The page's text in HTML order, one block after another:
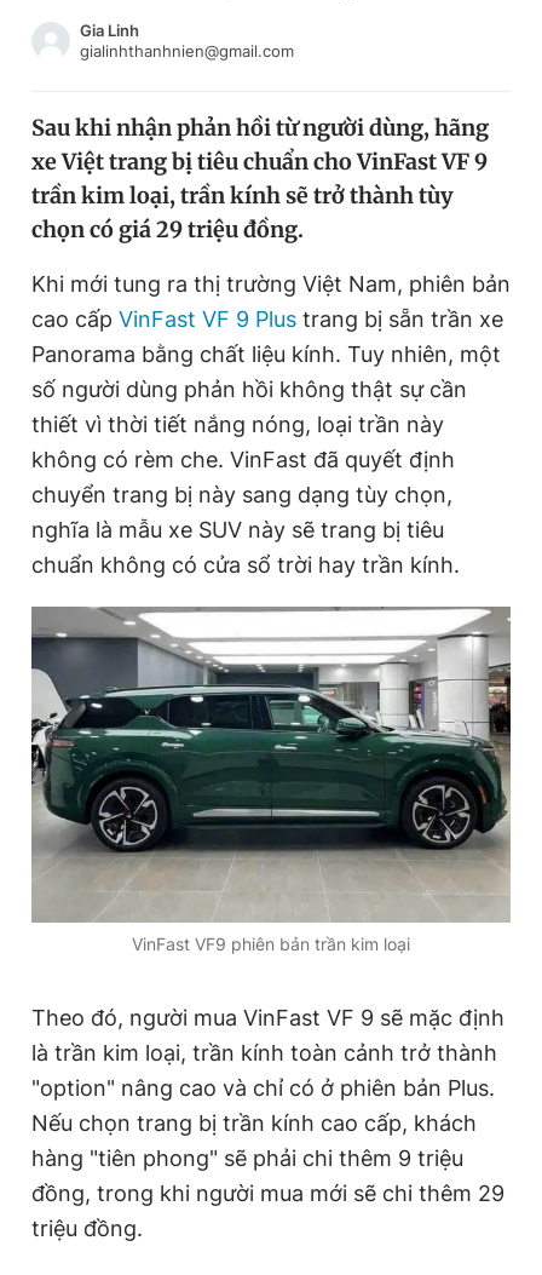
Chào ngày mới
Video Magazine
Tiện ích Bạn cần biết
Thông tin tòa soạn Liên hệ quảng cáo
Đọc Thanh Niên trên điện thoại
Theo dõi báo trên
Hotline
0906 645 777
Liên hệ quảng cáo
0908 780 404
Quảng cáo Tòa soạn Chính sách bảo
Tổng biên tập: Nguyễn Ngọc Toàn
Phó tổng biên tập thường trực: Hải Thành
Tổng thư ký tòa soạn: Đức Trung
Giấy phép xuất bản số 110/GP - BTTTT cấp ngày 24.3.2020
© 2003-2026 Bản quyền thuộc về Báo Thanh Niên. Cấm sao
chép dưới mọi hình thức nếu không có sự chấp thuận bằng văn
bản. Phát triển bởi ePi Technologies, JSC.
Đăng xuất
Gia Linh
gialinhthanhnien@gmail.com
Sau khi nhận phản hồi từ người dùng, hãng
xe Việt trang bị tiêu chuẩn cho VinFast VF 9
trần kim loại, trần kính sẽ trở thành tùy
chọn có giá 29 triệu đồng.
Khi mới tung ra thị trường Việt Nam, phiên bản
cao cấp VinFast VF 9 Plus trang bị sẵn trần xe
Panorama bằng chất liệu kính. Tuy nhiên, một
số người dùng phản hồi không thật sự cần
thiết vì thời tiết nắng nóng, loại trần này
không có rèm che. VinFast đã quyết định
chuyển trang bị này sang dạng tùy chọn,
nghĩa là mẫu xe SUV này sẽ trang bị tiêu
chuẩn không có cửa sổ trời hay trần kính.
VinFast VF9 phiên bản trần kim loại
Theo đó, người mua VinFast VF 9 sẽ mặc định
là trần kim loại, trần kính toàn cảnh trở thành
"option" nâng cao và chỉ có ở phiên bản Plus.
Nếu chọn trang bị trần kính cao cấp, khách
hàng "tiên phong" sẽ phải chi thêm 9 triệu
đồng, trong khi người mua mới sẽ chi thêm 29
triệu đồng.